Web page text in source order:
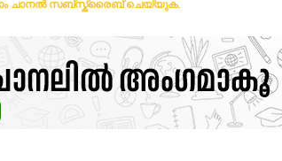
ചാനൽ സബ്സ്ക്രൈബ് ചെയ്യുക.